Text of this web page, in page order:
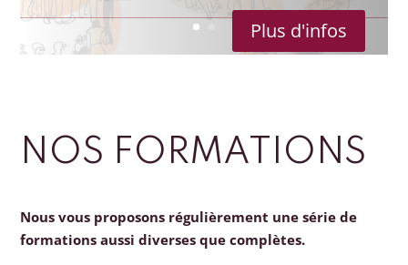
Plus d'infos
NOS FORMATIONS
Nous vous proposons régulièrement une série de
formations aussi diverses que complètes.